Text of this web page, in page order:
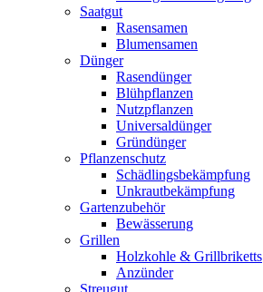
Saatgut
Rasensamen
Blumensamen
Dünger
Rasendünger
Blühpflanzen
Nutzpflanzen
Universaldünger
Gründünger
Pflanzenschutz
Schädlingsbekämpfung
Unkrautbekämpfung
Gartenzubehör
Bewässerung
Grillen
Holzkohle & Grillbriketts
Anzünder
Streugut